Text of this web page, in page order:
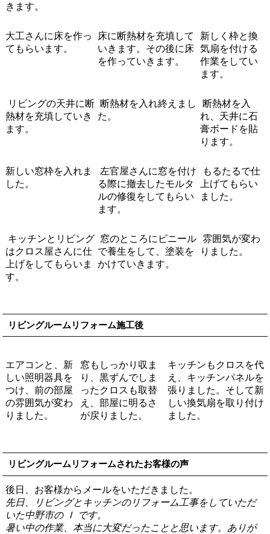
きます。
大工さんに床を作っ
てもらいます。
床に断熱材を充填して
いきます。その後に床
を作っていきます。
新しく枠と換
気扇を付ける
作業をしてい
ます。
リビングの天井に断
熱材を充填していき
ます。
断熱材を入れ終えまし
た。
断熱材を入
れ、天井に石
膏ボードを貼
ります。
新しい窓枠を入れま
した。
左官屋さんに窓を付け
る際に撤去したモルタ
ルの修復をしてもらい
ます。
もるたるで仕
上げてもらい
ました。
キッチンとリビング
はクロス屋さんに仕
上げをしてもらいま
す。
窓のところにビニール
で養生をして、塗装を
かけていきます。
雰囲気が変わ
りました。
リビングルームリフォーム施工後
エアコンと、新
しい照明器具を
つけ、前の部屋
の雰囲気が変わ
りました。
窓もしっかり収ま
り、黒ずんでしま
ったクロスも取替
え、部屋に明るさ
が戻りました。
キッチンもクロスを代
え、キッチンパネルを
張りました。そして新
しい換気扇を取り付け
ました。
リビングルームリフォームされたお客様の声
後日、お客様からメールをいただきました。
先日、リビングとキッチンのリフォーム工事をしていただ
いた中野市の Ｉ です。
暑い中の作業、本当に大変だったことと思います。ありが